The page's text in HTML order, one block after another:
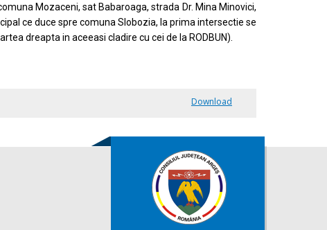
Mozaceni, sat Babaroaga, strada Dr. Mina Minovici,
ce duce spre comuna Slobozia, la prima intersectie se
dreapta in aceeasi cladire cu cei de la RODBUN).
Download